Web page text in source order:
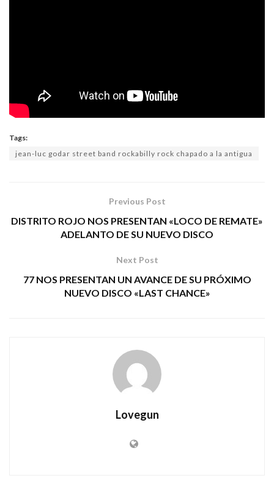
Tags:
jean-luc godar street band rockabilly rock chapado a la antigua
Previous Post
DISTRITO ROJO NOS PRESENTAN «LOCO DE REMATE»
ADELANTO DE SU NUEVO DISCO
Next Post
77 NOS PRESENTAN UN AVANCE DE SU PRÓXIMO
NUEVO DISCO «LAST CHANCE»
Lovegun